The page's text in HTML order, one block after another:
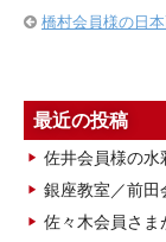
橋村会員様の日
最近の投稿
佐井会員様の水
銀座教室／前田
佐々木会員さま